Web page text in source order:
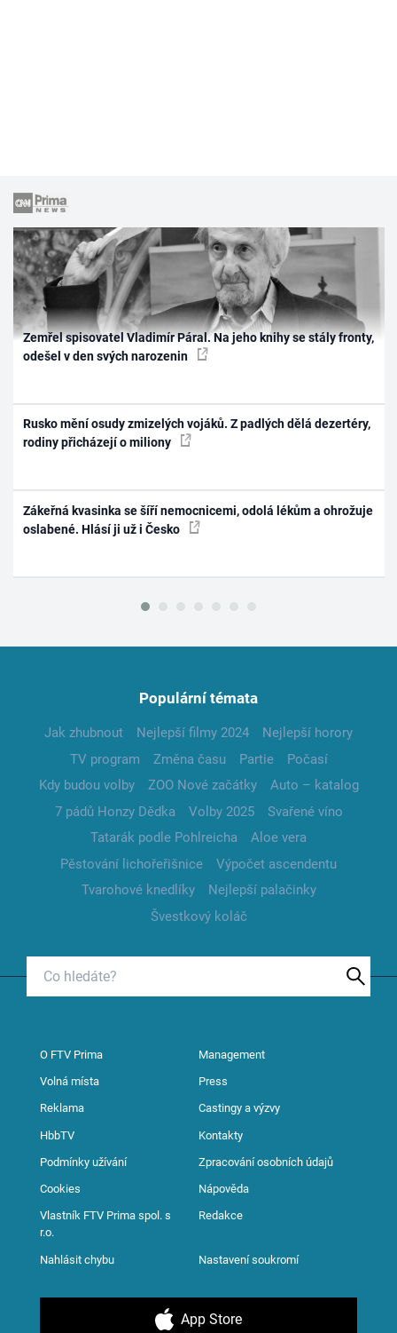
Zemřel spisovatel Vladimír Páral. Na jeho knihy se stály fronty,
odešel v den svých narozenin
Rusko mění osudy zmizelých vojáků. Z padlých dělá dezertéry,
rodiny přicházejí o miliony
Zákeřná kvasinka se šíří nemocnicemi, odolá lékům a ohrožuje
oslabené. Hlásí ji už i Česko
Populární témata
Jak zhubnout Nejlepší filmy 2024
Nejlepší horory
TV program
Změna času Partie
Počasí
Kdy budou volby
ZOO Nové začátky
Auto – katalog
7 pádů Honzy Dědka
Volby 2025
Svařené víno
Tatarák podle Pohlreicha
Aloe vera
Pěstování lichořeřišnice
Výpočet ascendentu
Tvarohové knedlíky
Nejlepší palačinky
Švestkový koláč
O FTV Prima Management
Volná místa Press
Reklama Castingy a výzvy
HbbTV Kontakty
Podmínky užívání Zpracování osobních údajů
Cookies Nápověda
Vlastník FTV Prima spol. s
r.o.
Redakce
Nahlásit chybu Nastavení soukromí
App Store